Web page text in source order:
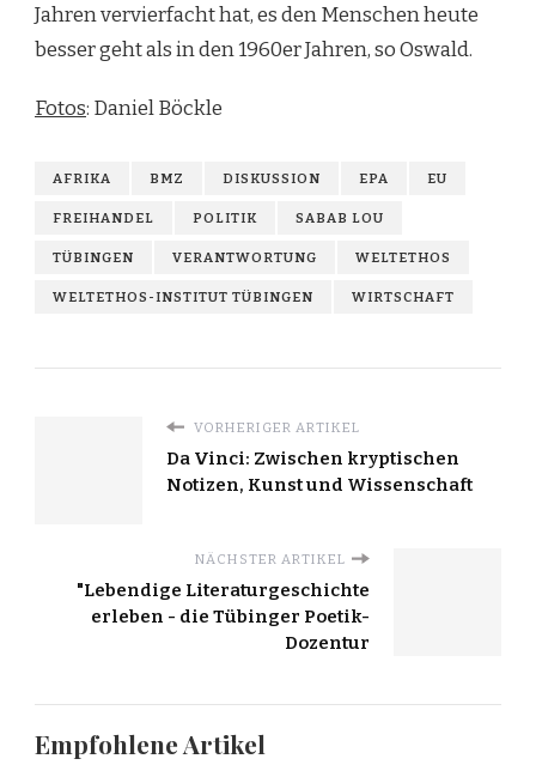
Jahren vervierfachthat, es den Menschen heute
besser geht als in den 1960er Jahren, so Oswald.
Fotos: Daniel Böckle
AFRIKA BMZ DISKUSSION EPA EU
FREIHANDEL POLITIK SABAB LOU
TÜBINGEN VERANTWORTUNG WELTETHOS
WELTETHOS-INSTITUT TÜBINGEN WIRTSCHAFT
VORHERIGER ARTIKEL
Da Vinci: Zwischen kryptischen
Notizen, Kunst und Wissenschaft
NÄCHSTER ARTIKEL
"Lebendige Literaturgeschichte
erleben - die Tübinger Poetik-
Dozentur
Empfohlene Artikel